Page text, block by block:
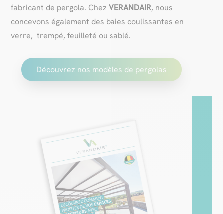
fabricant de pergola. ChezVERANDAIR, nous
concevons également des baies coulissantes en
verre, trempé, feuilleté ou sablé.
Découvrez nos modèles de pergolas